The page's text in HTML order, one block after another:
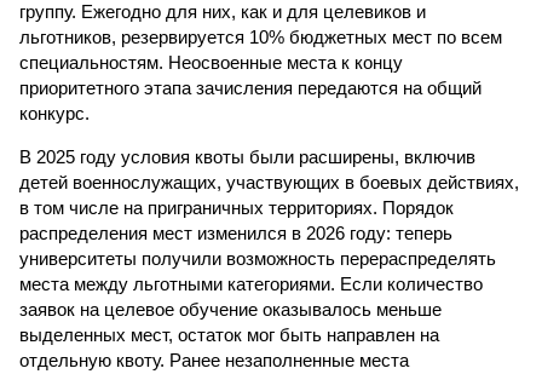
группу. Ежегодно для них, как и для целевиков и
льготников, резервируется 10% бюджетных мест по всем
специальностям. Неосвоенные места к концу
приоритетного этапа зачисления передаются на общий
конкурс.
В 2025 году условия квоты были расширены, включив
детей военнослужащих, участвующих в боевых действиях,
в том числе на приграничных территориях. Порядок
распределения мест изменился в 2026 году: теперь
университеты получили возможность перераспределять
места между льготными категориями. Если количество
заявок на целевое обучение оказывалось меньше
выделенных мест, остаток мог быть направлен на
отдельную квоту. Ранее незаполненные места